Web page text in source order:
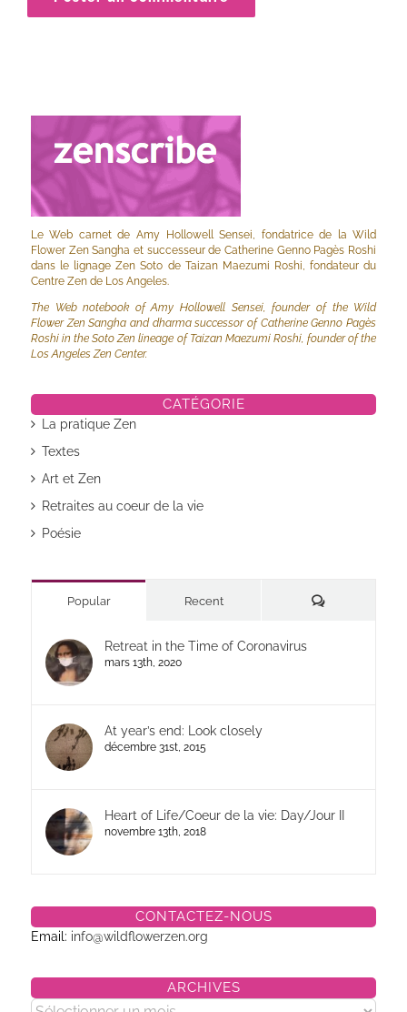
Le Web carnet de Amy Hollowell Sensei, fondatrice de la Wild
Flower Zen Sangha et successeur de Catherine Genno Pagès Roshi
dans le lignage Zen Soto de Taizan Maezumi Roshi, fondateur du
Centre Zen de Los Angeles.
The Web notebook of Amy Hollowell Sensei, founder of the Wild
Flower Zen Sangha and dharma successor of Catherine Genno Pagès
Roshi in the Soto Zen lineage of Taizan Maezumi Roshi, founder of the
Los Angeles Zen Center.
CATÉGORIE
La pratique Zen
Textes
Art et Zen
Retraites au coeur de la vie
Poésie
Popular Recent Commentaires
Retreat in the Time of Coronavirus
mars 13th, 2020
At year’s end: Look closely
décembre 31st, 2015
Heart of Life/Coeur de la vie: Day/Jour II
novembre 13th, 2018
CONTACTEZ-NOUS
Email: info@wildflowerzen.org
ARCHIVES
Archives